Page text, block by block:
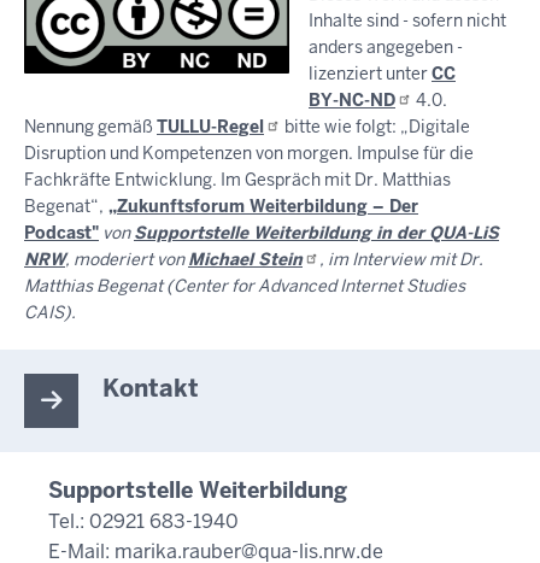
Inhalte sind - sofern nicht
anders angegeben -
lizenziert unterCC
BY-NC-ND
4.0.
Nennung gemäß TULLU-Regel
bitte wie folgt: „Digitale
Disruption und Kompetenzen von morgen. Impulse für die
Fachkräfte Entwicklung. Im Gespräch mit Dr. Matthias
Begenat“, „Zukunftsforum Weiterbildung – Der
Podcast" vonSupportstelle Weiterbildung in der QUA-LiS
NRW, moderiert vonMichaelStein
, im Interview mit Dr.
Matthias Begenat (Center for Advanced Internet Studies
CAIS).
Kontakt
Supportstelle Weiterbildung
Tel.: 02921 683-1940
E-Mail: marika.rauber@qua-lis.nrw.de